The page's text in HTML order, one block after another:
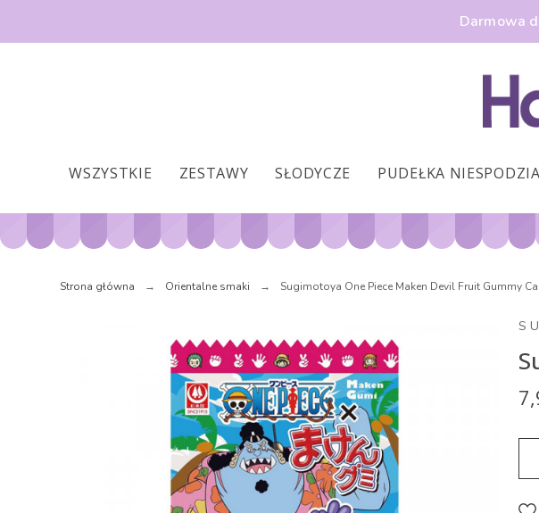
Darmowa
WSZYSTKIE ZESTAWY SŁODYCZE PUDEŁKA
Strona główna Orientalne smaki Sugimotoya One Piece Maken Devil Fruit Gummy